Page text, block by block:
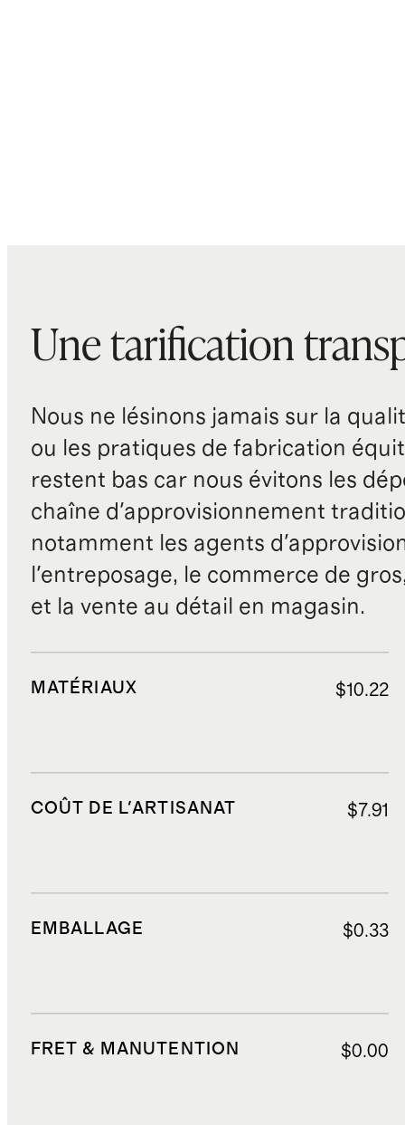
Une tarification
Nous ne lésinons jamais sur la
ou les pratiques de fabrication
restent bas car nous évitons les
chaîne d'approvisionnement
notamment les agents
l'entreposage, le commerce de
et la vente au détail en magasin.
MATÉRIAUX $10.22
COÛT DE L'ARTISANAT $7.91
EMBALLAGE $0.33
FRET & MANUTENTION $0.00